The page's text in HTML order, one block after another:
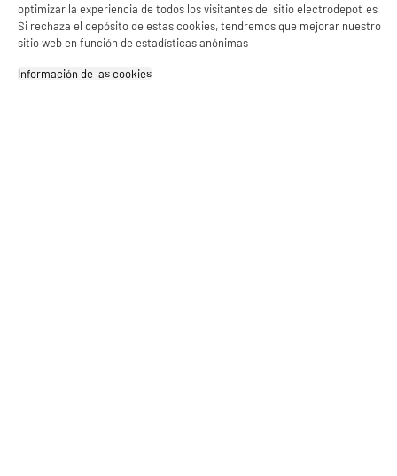
ELECTRO DEPOT equipa tu hogar por
menos de 599€
optimizar la experiencia de todos los visitantes del sitio electrodepot.es.
Si rechaza el depósito de estas cookies, tendremos que mejorar nuestro
sitio web en función de estadísticas anónimas
Información de las cookies‎